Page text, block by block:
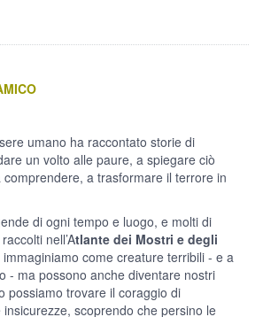
umano ha raccontato storie di
un volto alle paure, a spiegare ciò
a trasformare il terrore in
di ogni tempo e luogo, e molti di
nell’Atlante dei Mostri e degli
immaginiamo come creature terribili - e a
- ma possono anche diventare nostri
possiamo trovare il coraggio di
scoprendo che persino le